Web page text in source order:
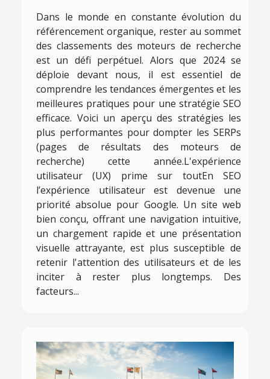
Dans le monde en constante évolution du
référencement organique, rester au sommet
des classements des moteurs de recherche
est un défi perpétuel. Alors que 2024 se
déploie devant nous, il est essentiel de
comprendre les tendances émergentes et les
meilleures pratiques pour une stratégie SEO
efficace. Voici un aperçu des stratégies les
plus performantes pour dompter les SERPs
(pages de résultats des moteurs de
recherche) cette année.L'expérience
utilisateur (UX) prime sur toutEn SEO
l’expérience utilisateur est devenue une
priorité absolue pour Google. Un site web
bien conçu, offrant une navigation intuitive,
un chargement rapide et une présentation
visuelle attrayante, est plus susceptible de
retenir l'attention des utilisateurs et de les
inciter à rester plus longtemps. Des
facteurs...